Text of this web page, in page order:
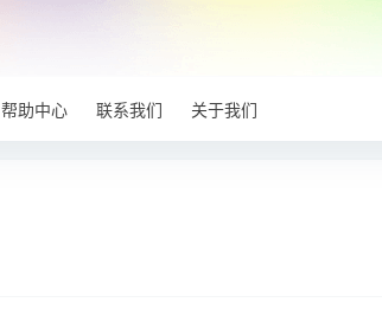
帮助中心 联系我们 关于我们